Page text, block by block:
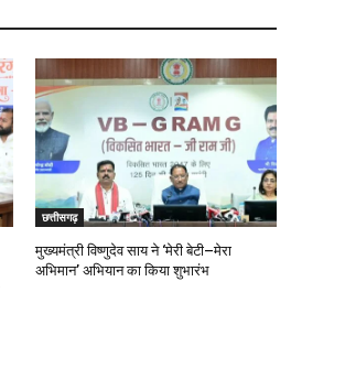
छत्तीसगढ़
मुख्यमंत्री विष्णुदेव साय ने ‘मेरी बेटी–मेरा
अभिमान’ अभियान का किया शुभारंभ